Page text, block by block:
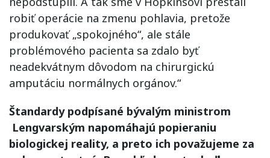
robiť operácie na zmenu pohlavia, pretože
produkovať „spokojného“, ale stále
problémového pacienta sa zdalo byť
neadekvátnym dôvodom na chirurgickú
amputáciu normálnych orgánov.“
Štandardy podpísané bývalým ministrom
Lengvarským napomáhajú popieraniu
biologickej reality, a preto ich považujeme za